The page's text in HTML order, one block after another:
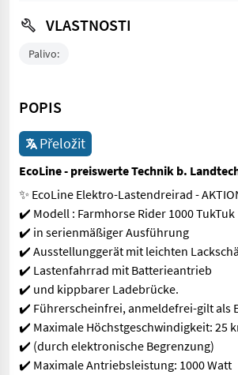
VLASTNOSTI
Palivo:
POPIS
Přeložit
EcoLine - preiswerte Technik b.
✨ EcoLine Elektro-Lastendreirad -
✔️ Modell : Farmhorse Rider 1000 TukTuk
✔️ in serienmäßiger Ausführung
✔️ Ausstellunggerät mit leichten
✔️ Lastenfahrrad mit Batterieantrieb
✔️ und kippbarer Ladebrücke.
✔️ Führerscheinfrei, anmeldefrei-gilt als
✔️ Maximale Höchstgeschwindigkeit: 25
✔️ (durch elektronische Begrenzung)
✔️ Maximale Antriebsleistung: 1000 Watt